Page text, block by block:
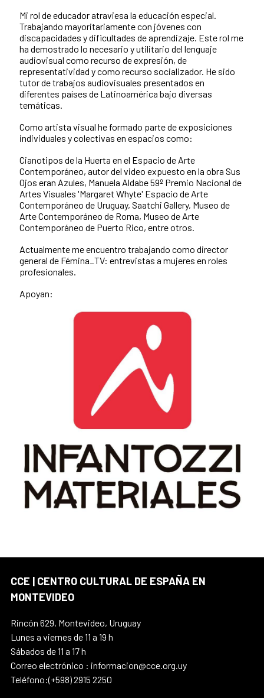
Mi rol de educador atraviesa la educación especial.
Trabajando mayoritariamente con jóvenes con
discapacidades y dificultades de aprendizaje. Este rol me
ha demostrado lo necesario y utilitario del lenguaje
audiovisual como recurso de expresión, de
representatividad y como recurso socializador. He sido
tutor de trabajos audiovisuales presentados en
diferentes países de Latinoamérica bajo diversas
temáticas.
Como artista visual he formado parte de exposiciones
individuales y colectivas en espacios como:
Cianotipos de la Huerta en el Espacio de Arte
Contemporáneo, autor del video expuesto en la obra Sus
Ojos eran Azules, Manuela Aldabe 59º Premio Nacional de
Artes Visuales 'Margaret Whyte' Espacio de Arte
Contemporáneo de Uruguay, Saatchi Gallery, Museo de
Arte Contemporáneo de Roma, Museo de Arte
Contemporáneo de Puerto Rico, entre otros.
Actualmente me encuentro trabajando como director
general de Fémina_TV: entrevistas a mujeres en roles
profesionales.
Apoyan:
CCE | CENTRO CULTURAL DE ESPAÑA EN
MONTEVIDEO
Rincón 629, Montevideo, Uruguay
Lunes a viernes de 11 a 19 h
Sábados de 11 a 17 h
Correo electrónico : informacion@cce.org.uy
Teléfono:(+598) 2915 2250